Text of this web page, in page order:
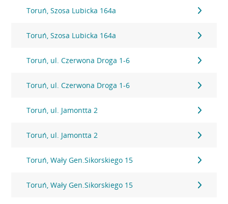
Toruń, Szosa Lubicka 164a
Toruń, Szosa Lubicka 164a
Toruń, ul. Czerwona Droga 1-6
Toruń, ul. Czerwona Droga 1-6
Toruń, ul. Jamontta 2
Toruń, ul. Jamontta 2
Toruń, Wały Gen.Sikorskiego 15
Toruń, Wały Gen.Sikorskiego 15